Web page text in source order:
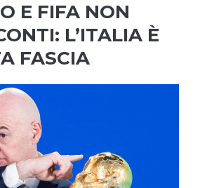
E FIFA NON
L’ITALIA È
FASCIA